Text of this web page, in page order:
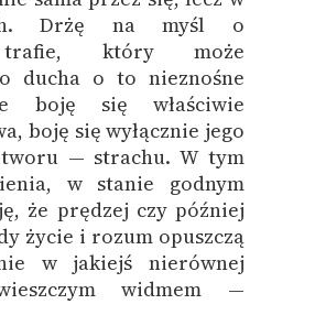
Drżę na myśl o
trafie, który może
ducha o to nieznośne
boję się właściwie
boję się wyłącznie jego
tworu — strachu. W tym
w stanie godnym
że prędzej czy później
życie i rozum opuszczą
w jakiejś nierównej
widmem —